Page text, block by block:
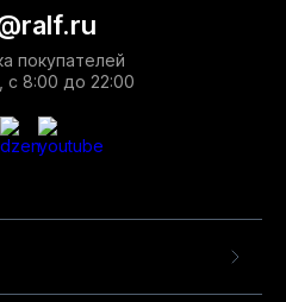
покупателей
с 8:00 до 22:00